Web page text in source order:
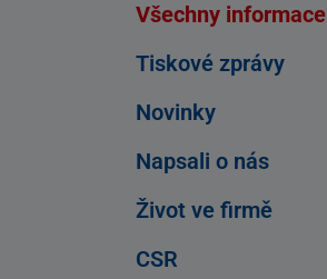
Všechny informace
Tiskové zprávy
Novinky
Napsali o nás
Život ve firmě
CSR